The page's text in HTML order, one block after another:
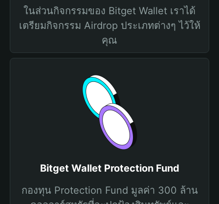
ในส่วนกิจกรรมของ Bitget Wallet เราได้
เตรียมกิจกรรม Airdrop ประเภทต่างๆ ไว้ให้
คุณ
Bitget Wallet Protection Fund
กองทุน Protection Fund มูลค่า 300 ล้าน